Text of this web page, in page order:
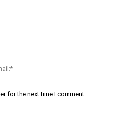
for the next time I comment.